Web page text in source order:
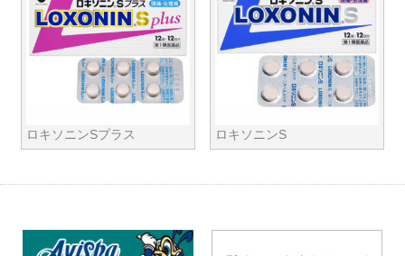
ロキソニンSプラス ロキソニンS